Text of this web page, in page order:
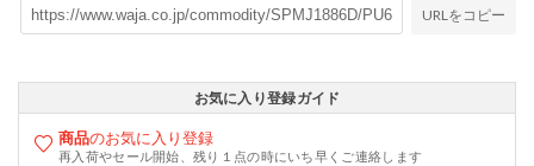
URLをコピー
お気に入り登録ガイド
商品のお気に入り登録
再入荷やセール開始、残り１点の時にいち早くご連絡します